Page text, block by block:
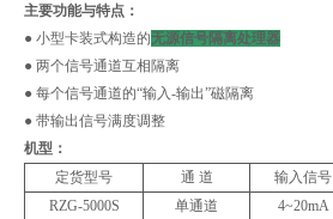
主要功能与特点：
● 小型卡装式构造的无源信号隔离处理器
● 两个信号通道互相隔离
● 每个信号通道的“输入-输出”磁隔离
● 带输出信号满度调整
机型：
定货型号
通 道 输入信号
RZG-5000S
单通道 4~20mA